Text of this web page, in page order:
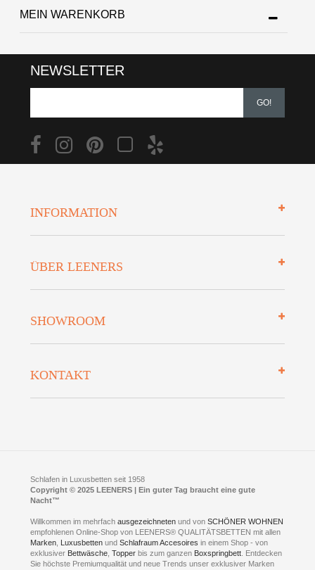
MEIN WARENKORB
NEWSLETTER
GO!
INFORMATION
Finanzierung
Datenschutz
ÜBER LEENERS
Preisgarantie
Presse
Jobs
SHOWROOM
Fotoalbum
Kontakt
KONTAKT
Neuer Showroom für unsere Onlineartikel.
Kontakt via:WhatsApp
Kontakt via:eMail
Schlafen in Luxusbetten seit 1958
Copyright © 2025 LEENERS | Ein guter Tag braucht eine gute
Nacht™
Willkommen im mehrfachausgezeichnetenund vonSCHÖNER WOHNEN
empfohlenen Online-Shop von LEENERS® QUALITÄTSBETTEN mit allen
Marken Luxusbetten undSchlafraum Accesoires in einem Shop - von
exklusiver Bettwäsche ,Topper bis zum ganzen Boxspringbett . Entdecken
Sie höchste Premiumqualität und neue Trends unser exklusiver Marken